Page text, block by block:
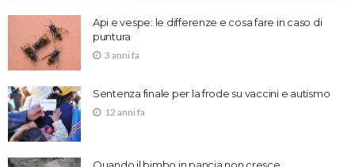
Api e vespe: le differenze e cosa fare in caso di
puntura
3 anni fa
Sentenza finale per la frode su vaccini e autismo
12 anni fa